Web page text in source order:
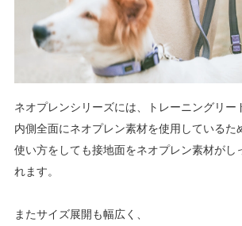
ネオプレンシリーズには、トレーニングリー
内側全面にネオプレン素材を使用しているた
使い方をしても接地面をネオプレン素材がし
れます。
またサイズ展開も幅広く、